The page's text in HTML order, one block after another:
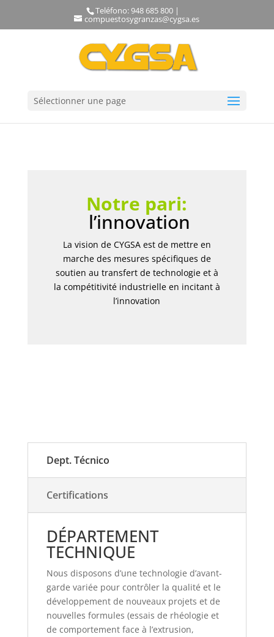
Teléfono: 948 685 800 |
compuestosygranzas@cygsa.es
Sélectionner une page
Notre pari:
l’innovation
La vision de CYGSA est de mettre en
marche des mesures spécifiques de
soutien au transfert de technologie et à
la compétitivité industrielle en incitant à
l’innovation
Dept. Técnico
Certifications
DÉPARTEMENT
TECHNIQUE
Nous disposons d’une technologie d’avant-
garde variée pour contrôler la qualité et le
développement de nouveaux projets et de
nouvelles formules (essais de rhéologie et
de comportement face à l’extrusion,